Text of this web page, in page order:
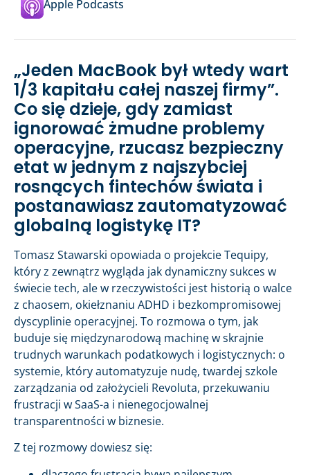
Apple Podcasts
„Jeden MacBook był wtedy wart
1/3 kapitału całej naszej firmy”.
Co się dzieje, gdy zamiast
ignorować żmudne problemy
operacyjne, rzucasz bezpieczny
etat w jednym z najszybciej
rosnących fintechów świata i
postanawiasz zautomatyzować
globalną logistykę IT?
Tomasz Stawarski opowiada o projekcie Tequipy,
który z zewnątrz wygląda jak dynamiczny sukces w
świecie tech, ale w rzeczywistości jest historią o walce
z chaosem, okiełznaniu ADHD i bezkompromisowej
dyscyplinie operacyjnej. To rozmowa o tym, jak
buduje się międzynarodową machinę w skrajnie
trudnych warunkach podatkowych i logistycznych: o
systemie, który automatyzuje nudę, twardej szkole
zarządzania od założycieli Revoluta, przekuwaniu
frustracji w SaaS-a i nienegocjowalnej
transparentności w biznesie.
Z tej rozmowy dowiesz się: